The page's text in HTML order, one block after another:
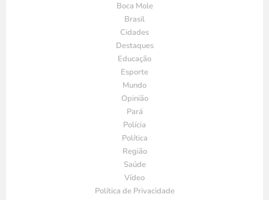
Boca Mole
Brasil
Cidades
Destaques
Educação
Esporte
Mundo
Opinião
Pará
Polícia
Política
Região
Saúde
Vídeo
Política de Privacidade